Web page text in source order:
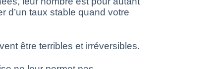
d’un taux stable quand votre
être terribles et irréversibles.